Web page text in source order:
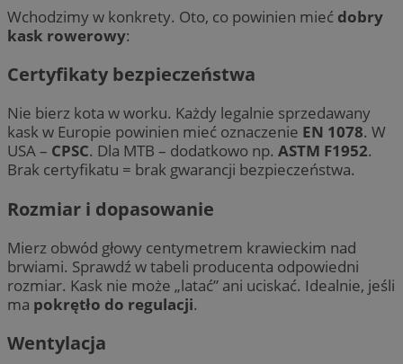
Wchodzimy w konkrety. Oto, co powinien mieć dobry
kask rowerowy:
Certyfikaty bezpieczeństwa
Nie bierz kota w worku. Każdy legalnie sprzedawany
kask w Europie powinien mieć oznaczenie EN 1078. W
USA – CPSC. Dla MTB – dodatkowo np. ASTM F1952.
Brak certyfikatu = brak gwarancji bezpieczeństwa.
Rozmiar i dopasowanie
Mierz obwód głowy centymetrem krawieckim nad
brwiami. Sprawdź w tabeli producenta odpowiedni
rozmiar. Kask nie może „latać” ani uciskać. Idealnie, jeśli
ma pokrętło do regulacji.
Wentylacja